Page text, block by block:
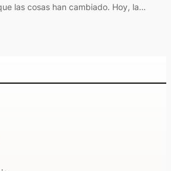
las cosas han cambiado. Hoy, la…